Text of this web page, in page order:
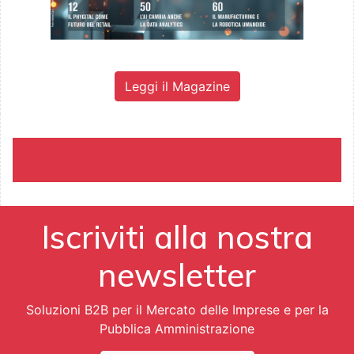
Leggi il Magazine
Iscriviti alla nostra
newsletter
Soluzioni B2B per il Mercato delle Imprese e per la
Pubblica Amministrazione